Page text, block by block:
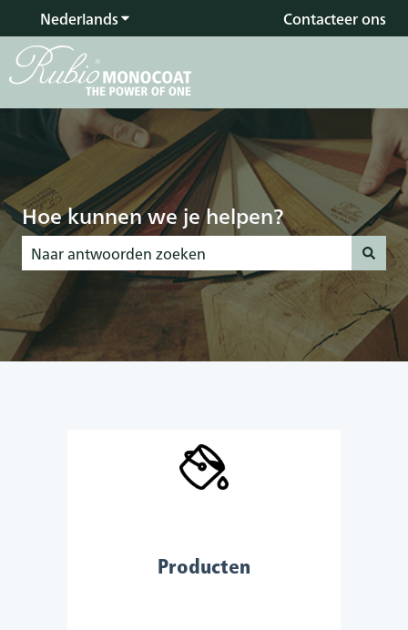
NederlandsSubmenu tonen voor vertalingen
Contacteer ons
Hoe kunnen we je helpen?
Er zijn geen suggesties want het zoekveld is leeg.
Producten